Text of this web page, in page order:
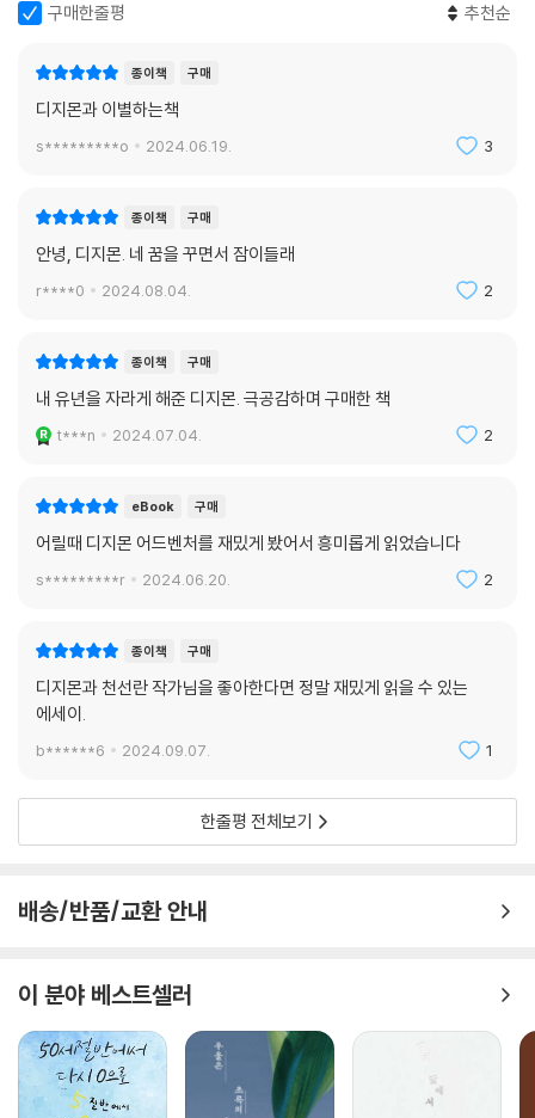
구매한줄평 추천순
종이책 구매
디지몬과 이별하는책
s*********o 2024.06.19. 3
종이책 구매
안녕, 디지몬. 네 꿈을 꾸면서 잠이들래
r****0 2024.08.04. 2
종이책 구매
내 유년을 자라게 해준 디지몬. 극공감하며 구매한 책
t***n 2024.07.04. 2
eBook 구매
어릴때 디지몬 어드벤처를 재밌게 봤어서 흥미롭게 읽었습니다
s*********r 2024.06.20. 2
종이책 구매
디지몬과 천선란 작가님을 좋아한다면 정말 재밌게 읽을 수 있는
에세이.
b******6 2024.09.07. 1
한줄평 전체보기
배송/반품/교환 안내
이 분야 베스트셀러